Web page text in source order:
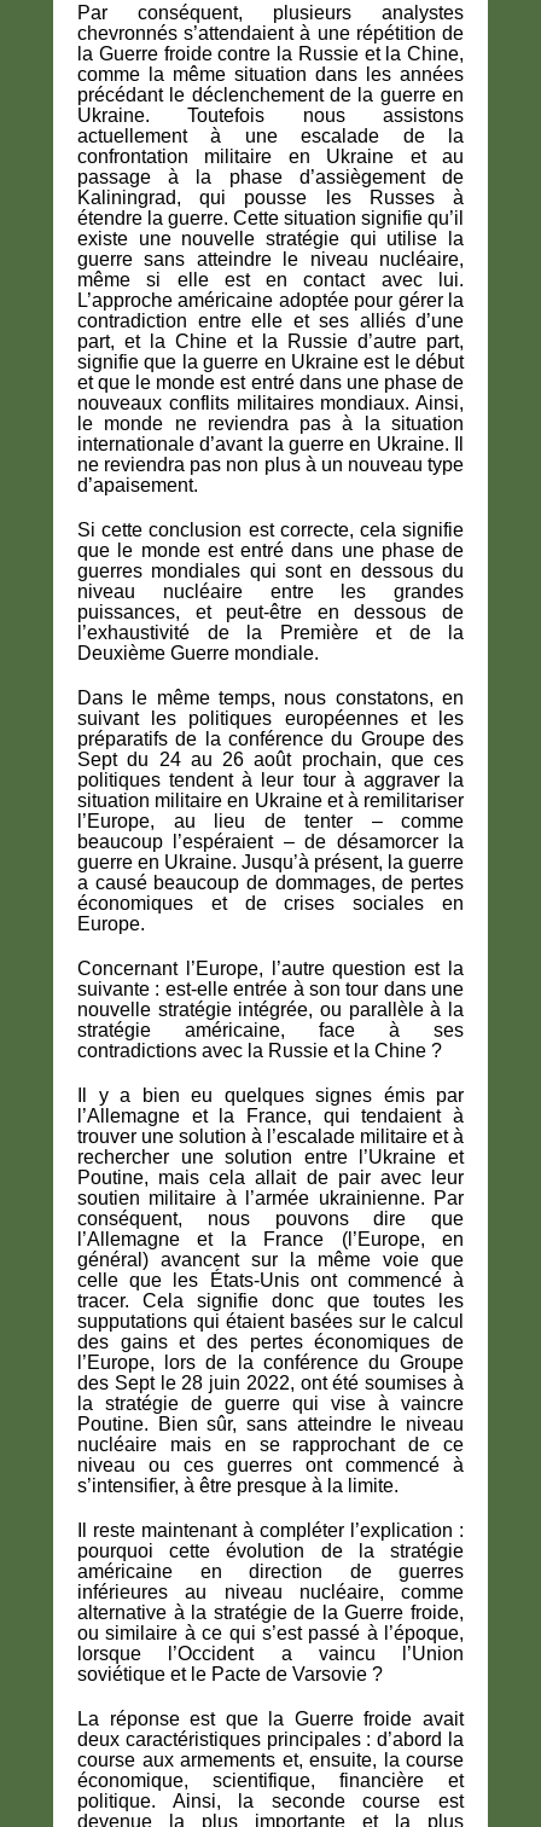
Par conséquent, plusieurs analystes
chevronnés s’attendaient à une répétition de
la Guerre froide contre la Russie et la Chine,
comme la même situation dans les années
précédant le déclenchement de la guerre en
Ukraine. Toutefois nous assistons
actuellement à une escalade de la
confrontation militaire en Ukraine et au
passage à la phase d’assiègement de
Kaliningrad, qui pousse les Russes à
étendre la guerre. Cette situation signifie qu’il
existe une nouvelle stratégie qui utilise la
guerre sans atteindre le niveau nucléaire,
même si elle est en contact avec lui.
L’approche américaine adoptée pour gérer la
contradiction entre elle et ses alliés d’une
part, et la Chine et la Russie d’autre part,
signifie que la guerre en Ukraine est le début
et que le monde est entré dans une phase de
nouveaux conflits militaires mondiaux. Ainsi,
le monde ne reviendra pas à la situation
internationale d’avant la guerre en Ukraine. Il
ne reviendra pas non plus à un nouveau type
d’apaisement.
Si cette conclusion est correcte, cela signifie
que le monde est entré dans une phase de
guerres mondiales qui sont en dessous du
niveau nucléaire entre les grandes
puissances, et peut-être en dessous de
l’exhaustivité de la Première et de la
Deuxième Guerre mondiale.
Dans le même temps, nous constatons, en
suivant les politiques européennes et les
préparatifs de la conférence du Groupe des
Sept du 24 au 26 août prochain, que ces
politiques tendent à leur tour à aggraver la
situation militaire en Ukraine et à remilitariser
l’Europe, au lieu de tenter – comme
beaucoup l’espéraient – de désamorcer la
guerre en Ukraine. Jusqu’à présent, la guerre
a causé beaucoup de dommages, de pertes
économiques et de crises sociales en
Europe.
Concernant l’Europe, l’autre question est la
suivante : est-elle entrée à son tour dans une
nouvelle stratégie intégrée, ou parallèle à la
stratégie américaine, face à ses
contradictions avec la Russie et la Chine ?
Il y a bien eu quelques signes émis par
l’Allemagne et la France, qui tendaient à
trouver une solution à l’escalade militaire et à
rechercher une solution entre l’Ukraine et
Poutine, mais cela allait de pair avec leur
soutien militaire à l’armée ukrainienne. Par
conséquent, nous pouvons dire que
l’Allemagne et la France (l’Europe, en
général) avancent sur la même voie que
celle que les États-Unis ont commencé à
tracer. Cela signifie donc que toutes les
supputations qui étaient basées sur le calcul
des gains et des pertes économiques de
l’Europe, lors de la conférence du Groupe
des Sept le 28 juin 2022, ont été soumises à
la stratégie de guerre qui vise à vaincre
Poutine. Bien sûr, sans atteindre le niveau
nucléaire mais en se rapprochant de ce
niveau ou ces guerres ont commencé à
s’intensifier, à être presque à la limite.
Il reste maintenant à compléter l’explication :
pourquoi cette évolution de la stratégie
américaine en direction de guerres
inférieures au niveau nucléaire, comme
alternative à la stratégie de la Guerre froide,
ou similaire à ce qui s’est passé à l’époque,
lorsque l’Occident a vaincu l’Union
soviétique et le Pacte de Varsovie ?
La réponse est que la Guerre froide avait
deux caractéristiques principales : d’abord la
course aux armements et, ensuite, la course
économique, scientifique, financière et
politique. Ainsi, la seconde course est
devenue la plus importante et la plus